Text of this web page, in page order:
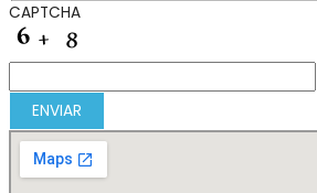
CAPTCHA